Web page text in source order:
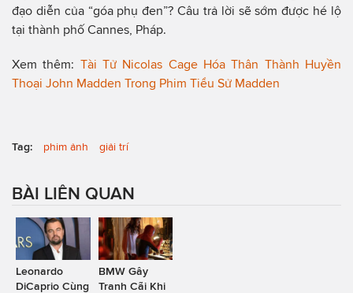
đạo diễn của “góa phụ đen”? Câu trả lời sẽ sớm được hé lộ
tại thành phố Cannes, Pháp.
Xem thêm: Tài Tử Nicolas Cage Hóa Thân Thành Huyền
Thoại John Madden Trong Phim Tiểu Sử Madden
Tag: phim ảnh giải trí
BÀI LIÊN QUAN
Leonardo
DiCaprio Cùng
BMW Gây
Tranh Cãi Khi